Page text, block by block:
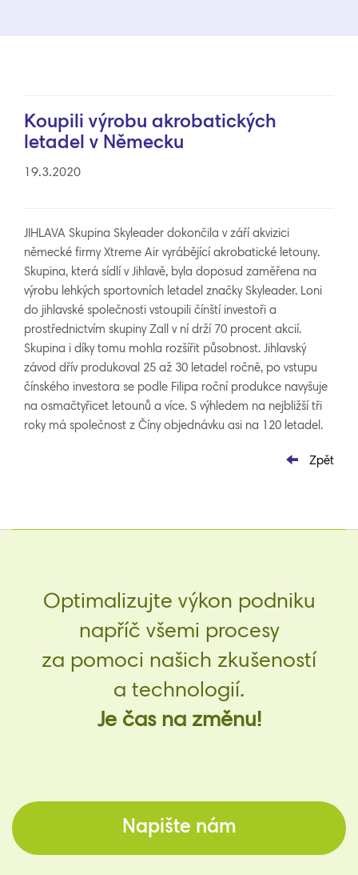
Koupili výrobu akrobatických
letadel v Německu
19.3.2020
JIHLAVA Skupina Skyleader dokončila v září akvizici
německé firmy Xtreme Air vyrábějící akrobatické letouny.
Skupina, která sídlí v Jihlavě, byla doposud zaměřena na
výrobu lehkých sportovních letadel značky Skyleader. Loni
do jihlavské společnosti vstoupili čínští investoři a
prostřednictvím skupiny Zall v ní drží 70 procent akcií.
Skupina i díky tomu mohla rozšířit působnost. Jihlavský
závod dřív produkoval 25 až 30 letadel ročně, po vstupu
čínského investora se podle Filipa roční produkce navyšuje
na osmačtyřicet letounů a více. S výhledem na nejbližší tři
roky má společnost z Číny objednávku asi na 120 letadel.
Zpět
Optimalizujte výkon podniku
napříč všemi procesy
za pomoci našich zkušeností
a technologií.
Je čas na změnu!
Napište nám